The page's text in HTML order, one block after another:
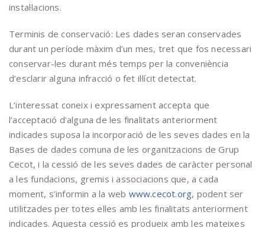
instal·lacions.
Terminis de conservació: Les dades seran conservades
durant un període màxim d’un mes, tret que fos necessari
conservar-les durant més temps per la conveniència
d’esclarir alguna infracció o fet il·lícit detectat.
L’interessat coneix i expressament accepta que
l’acceptació d’alguna de les finalitats anteriorment
indicades suposa la incorporació de les seves dades en la
Bases de dades comuna de les organitzacions de Grup
Cecot, i la cessió de les seves dades de caràcter personal
a les fundacions, gremis i associacions que, a cada
moment, s’informin a la web www.cecot.org, podent ser
utilitzades per totes elles amb les finalitats anteriorment
indicades. Aquesta cessió es produeix amb les mateixes